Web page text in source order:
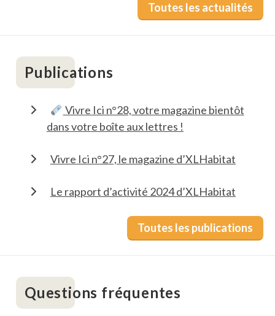
Toutes les actualités
Publications
Vivre Ici n°28, votre magazine bientôt
dans votre boîte aux lettres !
Vivre Ici n°27, le magazine d’XLHabitat
Le rapport d’activité 2024 d’XLHabitat
Toutes les publications
Questions fréquentes